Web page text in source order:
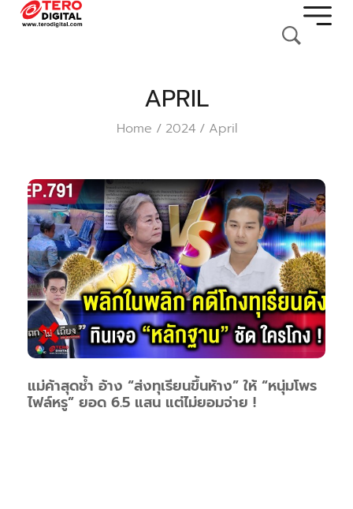
APRIL
Home / 2024 / April
แม่ค้าสุดช้ำ อ้าง “ส่งทุเรียนขึ้นห้าง” ให้ “หนุ่มโพร
ไฟล์หรู” ยอด 6.5 แสน แต่ไม่ยอมจ่าย !